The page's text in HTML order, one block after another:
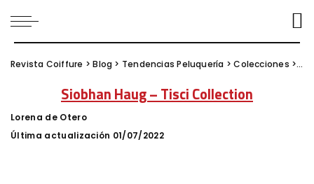
Revista Coiffure >Blog > Tendencias Peluquería >Colecciones >
Siobhan Haug – Tisci Collection
Posted
by
Lorena de Otero
Última actualización 01/07/2022